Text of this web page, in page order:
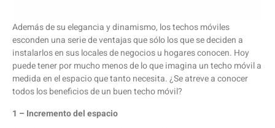
Además de su elegancia y dinamismo, los techos móviles
esconden una serie de ventajas que sólo los que se deciden a
instalarlos en sus locales de negocios u hogares conocen. Hoy
puede tener por mucho menos de lo que imagina un techo móvil a
medida en el espacio que tanto necesita. ¿Se atreve a conocer
todos los beneficios de un buen techo móvil?
1 – Incremento del espacio